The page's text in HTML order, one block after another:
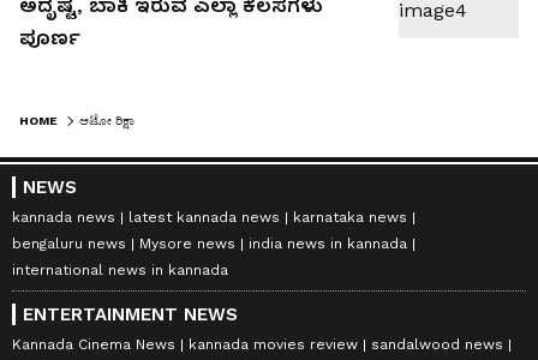
ಅದೃಷ್ಟ, ಬಾಕಿ ಇರುವ ಎಲ್ಲಾ ಕೆಲಸಗಳು
ಪೂರ್ಣ
HOME ಆಟೋ ರಿಕ್ಷಾ
NEWS
kannada news latest kannada news
karnataka news
bengaluru news
Mysore news
india news in kannada
international news in kannada
ENTERTAINMENT NEWS
Kannada Cinema News kannada movies review
sandalwood news